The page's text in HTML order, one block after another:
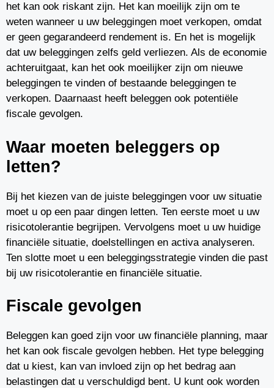
het kan ook riskant zijn. Het kan moeilijk zijn om te
weten wanneer u uw beleggingen moet verkopen, omdat
er geen gegarandeerd rendement is. En het is mogelijk
dat uw beleggingen zelfs geld verliezen. Als de economie
achteruitgaat, kan het ook moeilijker zijn om nieuwe
beleggingen te vinden of bestaande beleggingen te
verkopen. Daarnaast heeft beleggen ook potentiële
fiscale gevolgen.
Waar moeten beleggers op
letten?
Bij het kiezen van de juiste beleggingen voor uw situatie
moet u op een paar dingen letten. Ten eerste moet u uw
risicotolerantie begrijpen. Vervolgens moet u uw huidige
financiële situatie, doelstellingen en activa analyseren.
Ten slotte moet u een beleggingsstrategie vinden die past
bij uw risicotolerantie en financiële situatie.
Fiscale gevolgen
Beleggen kan goed zijn voor uw financiële planning, maar
het kan ook fiscale gevolgen hebben. Het type belegging
dat u kiest, kan van invloed zijn op het bedrag aan
belastingen dat u verschuldigd bent. U kunt ook worden